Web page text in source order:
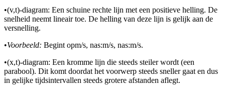
•(v,t)-diagram: Een schuine rechte lijn met een positieve helling. De
snelheid neemt lineair toe. De helling van deze lijn is gelijk aan de
versnelling.
•Voorbeeld: Begint opm/s, nas:m/s, nas:m/s.
•(x,t)-diagram: Een kromme lijn die steeds steiler wordt (een
parabool). Dit komt doordat het voorwerp steeds sneller gaat en dus
in gelijke tijdsintervallen steeds grotere afstanden aflegt.